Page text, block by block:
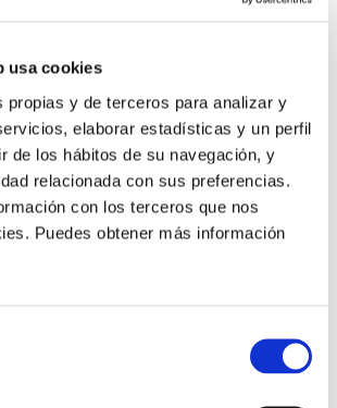
usa cookies
propias y de terceros para analizar y
elaborar estadísticas y un perfil
de los hábitos de su navegación, y
relacionada con sus preferencias.
con los terceros que nos
Puedes obtener más información
superarlo y afrontar la pérdida
emociones, técnicas y
es, su importancia y cómo
comunicación: tipos, escucha activa y